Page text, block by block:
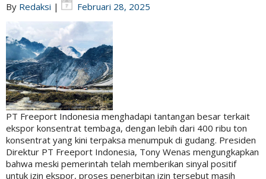
By Redaksi | Februari 28, 2025
PT Freeport Indonesia menghadapi tantangan besar terkait
ekspor konsentrat tembaga, dengan lebih dari 400 ribu ton
konsentrat yang kini terpaksa menumpuk di gudang. Presiden
Direktur PT Freeport Indonesia, Tony Wenas mengungkapkan
bahwa meski pemerintah telah memberikan sinyal positif
untuk izin ekspor, proses penerbitan izin tersebut masih